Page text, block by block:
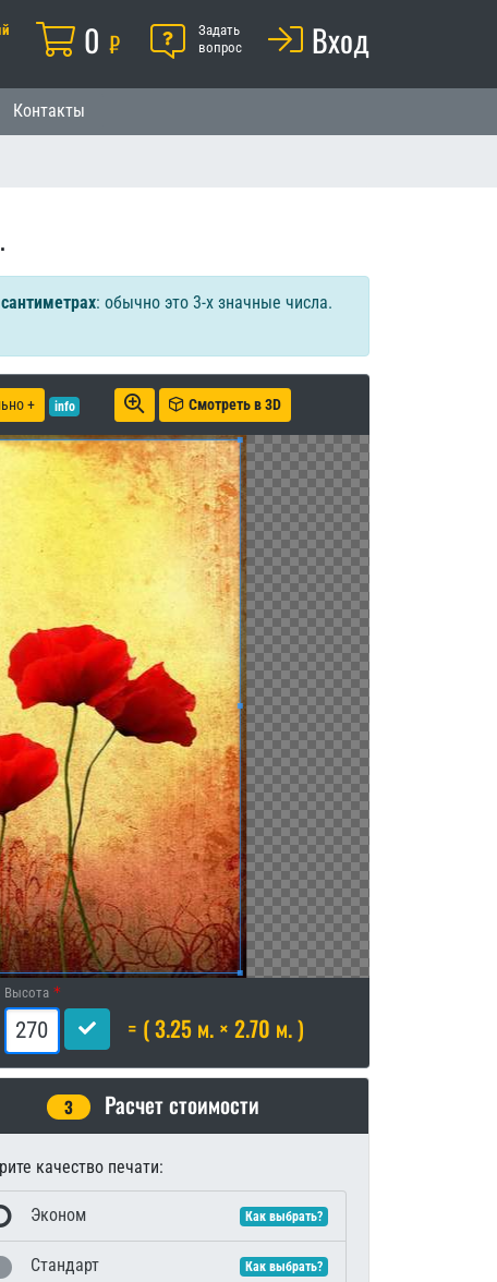
Корзина
0 ₽ ПомощьЗадать
вопрос
Вход
Контакты
: обычно это 3-х значные числа.
+ info Смотреть в 3D
Высота
= ( 3.25 м. × 2.70 м. )
3 Расчет стоимости
качество печати:
Эконом Как выбрать?
Стандарт Как выбрать?